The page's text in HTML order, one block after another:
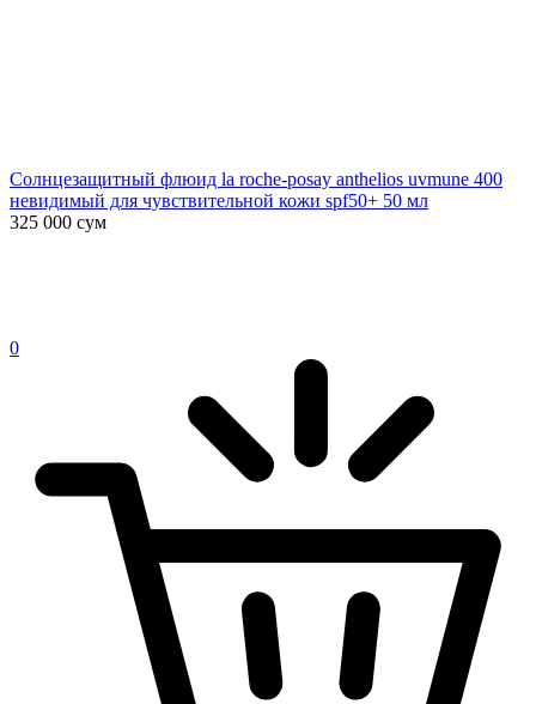
Солнцезащитный флюид la roche-posay anthelios uvmune 400
невидимый для чувствительной кожи spf50+ 50 мл
325 000 сум
0